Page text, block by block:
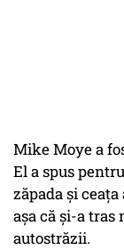
Mike Moye a
El a spus
zăpada și
așa că și-a tras
autostrăzii.